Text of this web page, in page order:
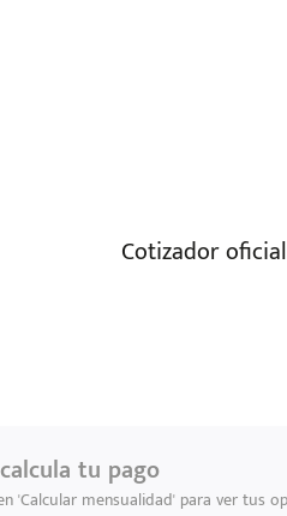
Cotizador
tu pago
'Calcular mensualidad' para ver tus